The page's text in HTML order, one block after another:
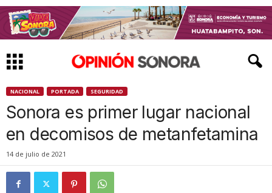
NACIONAL PORTADA SEGURIDAD
Sonora es primer lugar nacional
en decomisos de metanfetamina
14 de julio de 2021